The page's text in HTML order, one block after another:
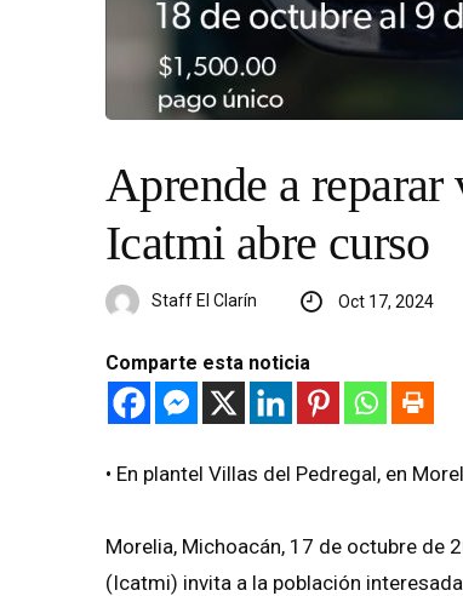
Aprende a
Icatmi abre curso
Staff El Clarín Oct 17, 2024
Comparte esta noticia
•⁠ ⁠En plantel Villas del Pedregal, en
Morelia, Michoacán, 17 de octubre de
(Icatmi) invita a la población